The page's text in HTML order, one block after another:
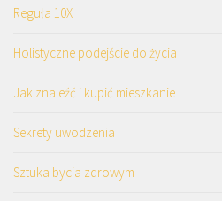
Reguła 10X
Holistyczne podejście do życia
Jak znaleźć i kupić mieszkanie
Sekrety uwodzenia
Sztuka bycia zdrowym